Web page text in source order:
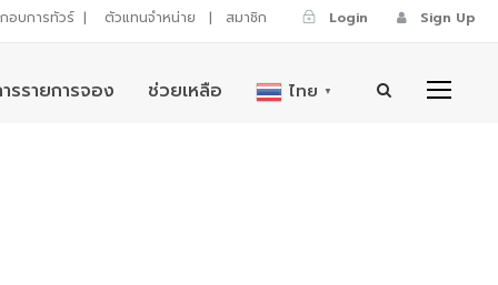
อบการทัวร์ | ตัวแทนจำหน่าย | สมาชิก Login Sign Up
รรายการจอง ช่วยเหลือ ไทย ▼